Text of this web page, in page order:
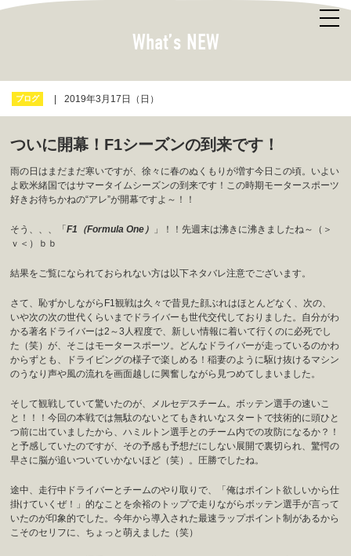
What’s NEW
ブログ 2019年3月17日（日）
ついに開幕！F1シーズンの到来です！
雨の日はまだまだ寒いですが、徐々に春のぬくもりが増す今日この頃。いよい
よ欧米緒国ではサマータイムシーズンの到来です！この時期モータースポーツ
好きお待ちかねの“アレ”が開幕ですよ～！！
そう、、、「F1（Formula One）
」！！先週末は沸きに沸きましたね～（＞
ｖ＜）ｂｂ
結果をご覧になられておられない方は以下ネタバレ注意でございます。
さて、恥ずかしながらF1観戦は久々で昔見た顔ぶれはほとんどなく、次の、
いや次の次の世代くらいまでドライバーも世代交代しておりました。自分がわ
かる著名ドライバーは2～3人程度で、新しい情報に着いて行くのに必死でし
た（笑）が、そこはモータースポーツ。どんなドライバーが走っているのかわ
からずとも、ドライビングの様子で楽しめる！稲妻のように駆け抜けるマシン
のうなり声や風の流れを画面越しに興奮しながら見つめてしまいました。
そして観戦していて驚いたのが、メルセデスチーム。ボッテン選手の速いこ
と！！！今回の本戦では無駄のないとてもきれいなスタートで技術的に頭ひと
つ前に出ていましたから、ハミルトン選手とのチーム内での攻防になるか？！
と予感していたのですが、その予感も予想だにしない展開で裏切られ、驚愕の
早さに脳が追いついていかないほど（笑）。圧勝でしたね。
途中、走行中ドライバーとチームのやり取りで、「俺はポイント欲しいから仕
掛けていくぜ！」的なことを余裕のトップで走りながらボッテン選手が言って
いたのが印象的でした。今年から導入された最速ラップポイント制があるから
こそのセリフに、ちょっと萌えました（笑）